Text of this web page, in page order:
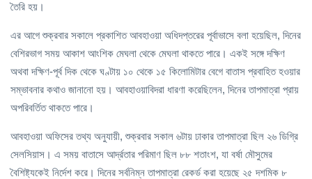
তৈরি হয়।
এর আগে শুক্রবার সকালে প্রকাশিত আবহাওয়া অধিদপ্তরের পূর্বাভাসে বলা হয়েছিল, দিনের
বেশিরভাগ সময় আকাশ আংশিক মেঘলা থেকে মেঘলা থাকতে পারে। একই সঙ্গে দক্ষিণ
অথবা দক্ষিণ-পূর্ব দিক থেকে ঘণ্টায় ১০ থেকে ১৫ কিলোমিটার বেগে বাতাস প্রবাহিত হওয়ার
সম্ভাবনার কথাও জানানো হয়। আবহাওয়াবিদরা ধারণা করেছিলেন, দিনের তাপমাত্রা প্রায়
অপরিবর্তিত থাকতে পারে।
আবহাওয়া অফিসের তথ্য অনুযায়ী, শুক্রবার সকাল ৬টায় ঢাকার তাপমাত্রা ছিল ২৬ ডিগ্রি
সেলসিয়াস। এ সময় বাতাসে আর্দ্রতার পরিমাণ ছিল ৮৮ শতাংশ, যা বর্ষা মৌসুমের
বৈশিষ্ট্যকেই নির্দেশ করে। দিনের সর্বনিম্ন তাপমাত্রা রেকর্ড করা হয়েছে ২৫ দশমিক ৮